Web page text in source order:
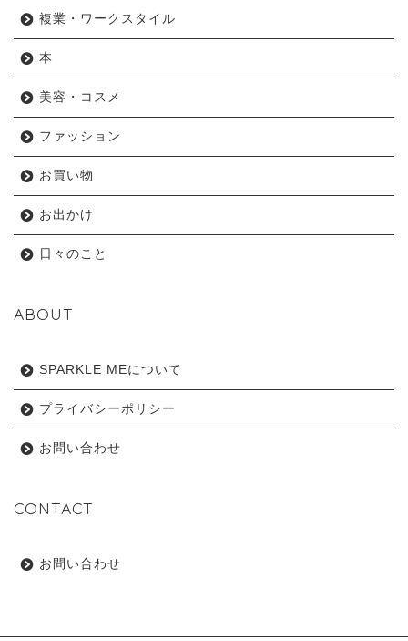
複業・ワークスタイル
本
美容・コスメ
ファッション
お買い物
お出かけ
日々のこと
ABOUT
SPARKLE MEについて
プライバシーポリシー
お問い合わせ
CONTACT
お問い合わせ